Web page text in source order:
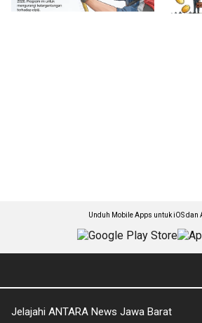
Unduh Mobile Apps untuk iOS dan
Jelajahi ANTARA News Jawa Barat